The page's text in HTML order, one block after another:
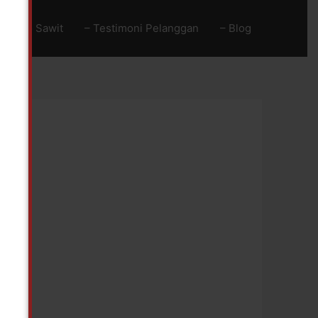
Go Sawit – Testimoni Pelanggan – Blog